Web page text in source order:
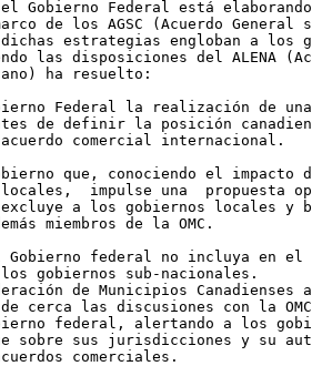
el Gobierno Federal está
de los AGSC (Acuerdo General
estrategias engloban a los
las disposiciones del ALENA
ha resuelto:
Federal la realización de
de definir la posición
comercial internacional.
que, conociendo el impacto
locales,  impulse una  propuesta
a los gobiernos locales y
miembros de la OMC.
federal no incluya en el
gobiernos sub-nacionales.
de Municipios Canadienses
cerca las discusiones con la
federal, alertando a los
sobre sus jurisdicciones y su
comerciales.